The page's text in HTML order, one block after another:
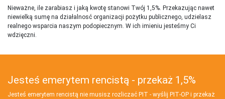
Nieważne, ile zarabiasz i jaką kwotę stanowi Twój 1,5%. Przekazując nawet
niewielką sumę na działalnosć organizacji pożytku publicznego, udzielasz
realnego wsparcia naszym podopiecznym. W ich imieniu jesteśmy Ci
wdzięczni.
Jesteś emerytem rencistą - przekaż 1,5%
Jesteś emerytem rencistą nie musisz rozliczać PIT - wyślij PIT‑OP i przekaż